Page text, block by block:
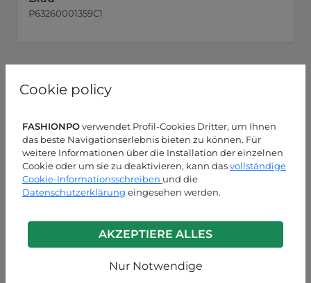
Cookie policy
FASHIONPOverwendet Profil-Cookies Dritter, um Ihnen
das beste Navigationserlebnis bieten zu können. Für
weitere Informationen über die Installation der einzelnen
Cookie oder um sie zu deaktivieren, kann dasvollständige
Cookie-Informationsschreiben und die
Datenschutzerklärung eingesehen werden.
AKZEPTIERE ALLES
Nur Notwendige
P63260001359C1